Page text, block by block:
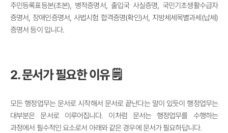
주민등록표등본(초본), 병적증명서, 출입국 사실증명, 국민기초생활수급자
증명서, 장애인증명서, 사법시험 합격증명(확인)서, 지방세세목별과세(납세)
증명서 등이 입니다.
2. 문서가 필요한 이유 🗒️
모든 행정업무는 문서로 시작해서 문서로 끝난다는 말이 있듯이 행정업무는
대부분은 문서로 이루어집니다. 이처럼 문서는 행정업무를 수행하는
과정에서 필수적인 요소로서 아래와 같은 경우에 문서가 필요하답니다.